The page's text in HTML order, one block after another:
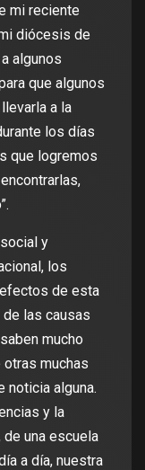
mi reciente
diócesis de
algunos
que algunos
a la
los días
que logremos
y
los
de esta
las causas
mucho
muchas
noticia alguna.
y la
una escuela
a día, nuestra